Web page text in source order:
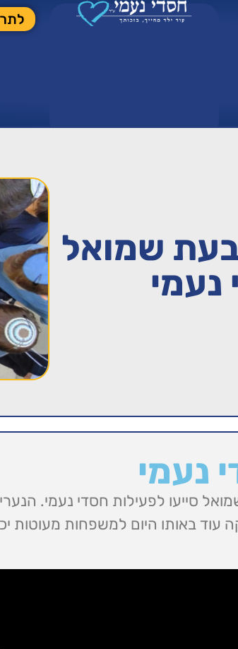
שמואל
נעמי
נעמי
סייעו לפעילות חסדי נעמי. הנערים
באותו היום למשפחות מעוטות